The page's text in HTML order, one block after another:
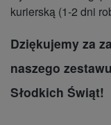
kurierską (1-2 dni
Dziękujemy za
naszego
Słodkich Świąt!